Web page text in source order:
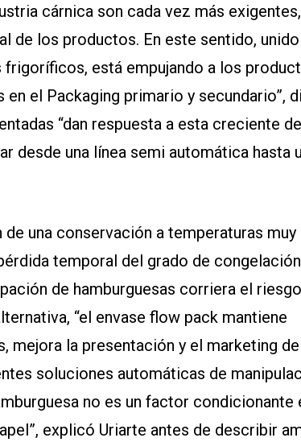
cárnica son cada vez más
de los productos. En este sentido,
está empujando a los
el Packaging primario y secundario”,
“dan respuesta a esta creciente
desde una línea semi automática hasta
una conservación a temperaturas muy
temporal del grado de
de hamburguesas corriera el
“el envase flow pack mantiene
mejora la presentación y el marketing
soluciones automáticas de
no es un factor condicionante
explicó Uriarte antes de describir